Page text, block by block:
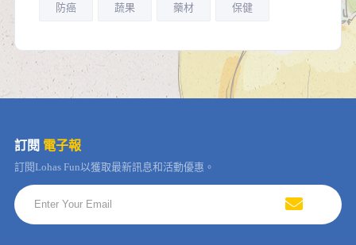
防癌 蔬果 藥材 保健
訂閱 電子報
訂閱Lohas Fun以獲取最新訊息和活動優惠。